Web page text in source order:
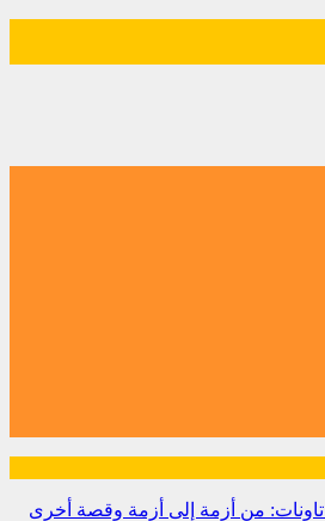
تاونات: من أزمة إلى أزمة وقصة أخرى